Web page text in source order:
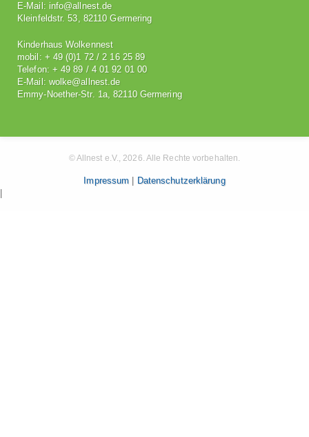
E-Mail: info@allnest.de
Kleinfeldstr. 53, 82110 Germering
Kinderhaus Wolkennest
mobil: + 49 (0)1 72 / 2 16 25 89
Telefon: + 49 89 / 4 01 92 01 00
E-Mail: wolke@allnest.de
Emmy-Noether-Str. 1a, 82110 Germering
© Allnest e.V., 2026. Alle Rechte vorbehalten.
Impressum
Datenschutzerklärung